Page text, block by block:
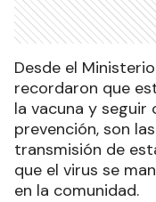
Desde el
recordaron que
la vacuna y seguir
prevención, son
transmisión de
que el virus se
en la comunidad.